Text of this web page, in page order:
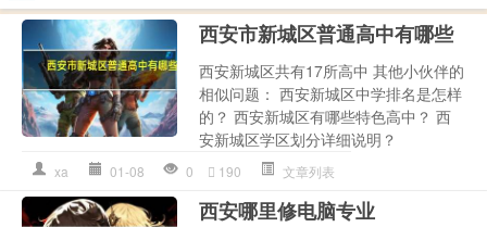
西安市新城区普通高中有哪些
西安新城区共有17所高中 其他小伙伴的
相似问题： 西安新城区中学排名是怎样
的？ 西安新城区有哪些特色高中？ 西
安新城区学区划分详细说明？
xa 01-08 0 190 文章列表
西安哪里修电脑专业